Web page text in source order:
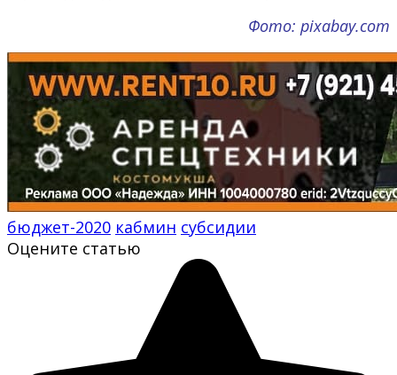
Фото: pixabay.com
бюджет-2020 кабмин субсидии
Оцените статью